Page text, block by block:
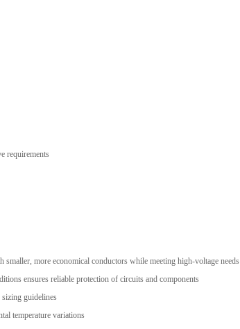
requirements
more economical conductors while meeting high-voltage needs
ensures reliable protection of circuits and components
sizing guidelines
temperature variations